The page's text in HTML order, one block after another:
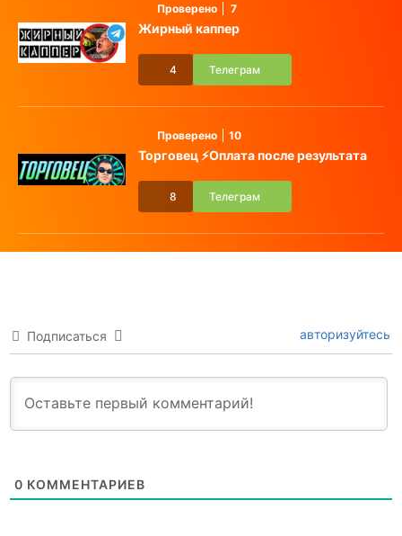
Проверено 7
Жирный каппер
4 Телеграм
Проверено 10
Торговец ⚡️Оплата после результата
8 Телеграм
Подписаться авторизуйтесь
0 КОММЕНТАРИЕВ